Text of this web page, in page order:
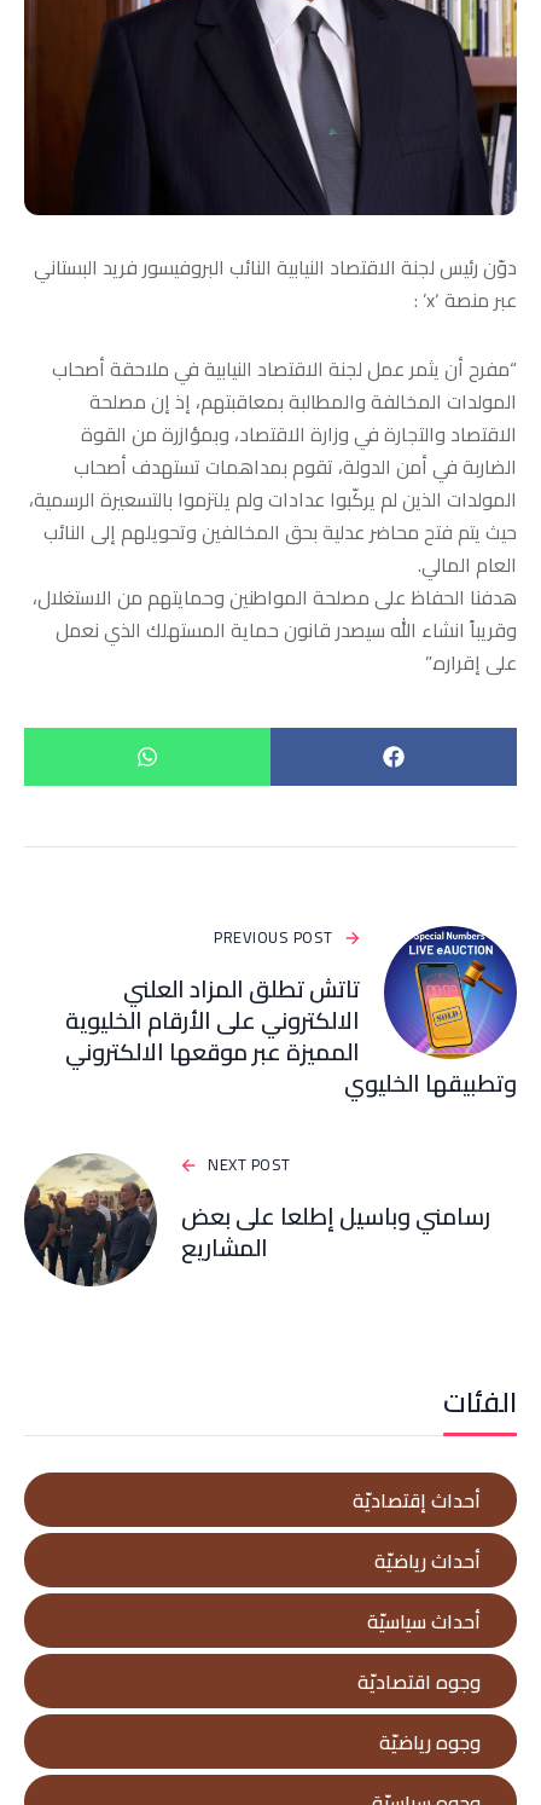
دوّن رئيس لجنة الاقتصاد النيابية النائب البروفيسور فريد البستاني
عبر منصة ‘x’ :
“مفرح أن يثمر عمل لجنة الاقتصاد النيابية في ملاحقة أصحاب
المولدات المخالفة والمطالبة بمعاقبتهم، إذ إن مصلحة
الاقتصاد والتجارة في وزارة الاقتصاد، وبمؤازرة من القوة
الضاربة في أمن الدولة، تقوم بمداهمات تستهدف أصحاب
المولدات الذين لم يركّبوا عدادات ولم يلتزموا بالتسعيرة الرسمية،
حيث يتم فتح محاضر عدلية بحق المخالفين وتحويلهم إلى النائب
العام المالي.
هدفنا الحفاظ على مصلحة المواطنين وحمايتهم من الاستغلال،
وقريباً انشاء الله سيصدر قانون حماية المستهلك الذي نعمل
على إقراره.”
PREVIOUS POST
تاتش تطلق المزاد العلني
الالكتروني على الأرقام الخليوية
المميزة عبر موقعها الالكتروني
وتطبيقها الخليوي
NEXT POST
رسامني وباسيل إطلعا على بعض
المشاريع
الفئات
أحداث إقتصاديّة
أحداث رياضيّة
أحداث سياسيّة
وجوه اقتصاديّة
وجوه رياضيّة